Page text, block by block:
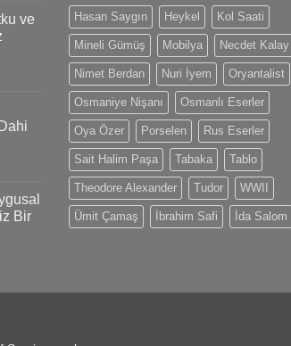
ve
Bir
Hasan Saygın Heykel Kol Saati
Mineli Gümüş Mobilya Necdet Kalay
Nimet Berdan Nuri İyem Oryantalist
Osmaniye Nişanı Osmanlı Eserler
Oya Özer Porselen Rus Eserler
Sait Halim Paşa Tabaka Tablo
Theodore Alexander Tudor WWII
Ümit Çamaş İbrahim Safi İda Salom